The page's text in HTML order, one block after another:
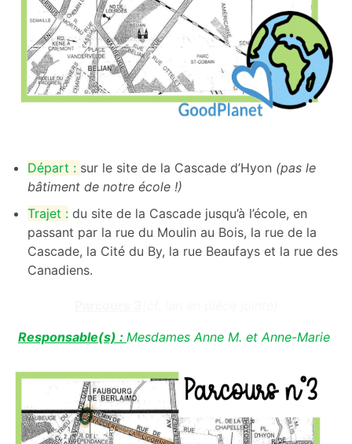
Départ : sur le site de la Cascade d’Hyon (pas le
bâtiment de notre école !)
Trajet : du site de la Cascade jusqu’à l’école, en
passant par la rue du Moulin au Bois, la rue de la
Cascade, la Cité du By, la rue Beaufays et la rue des
Canadiens.
Responsable(s) : Mesdames Anne M. et Anne-Marie